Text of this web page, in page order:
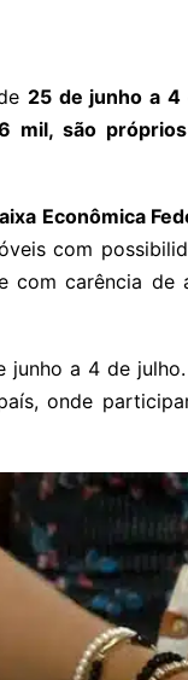
25 de junho a 4
mil, são
Econômica
com
com carência
a 4 de
onde